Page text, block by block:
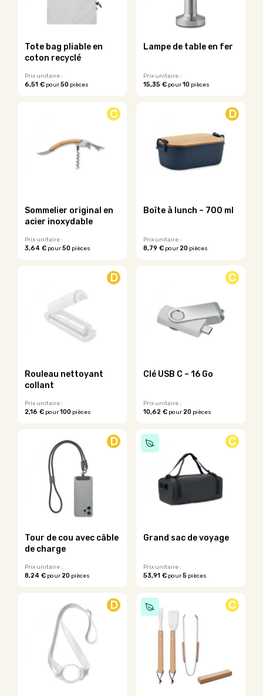
Tote bag pliable en
coton recyclé
Prix unitaire :
6,51 € pour50 pièces
Lampe de table en fer
Prix unitaire :
15,35 €pour10pièces
C
Sommelier original en
acier inoxydable
Prix unitaire :
3,64 € pour50 pièces
options
sur
du
produit
D
Boîte à lunch – 700 ml
Prix unitaire :
8,79 €pour20pièces
D
Rouleau nettoyant
collant
Prix unitaire :
2,16 € pour100 pièces
C
Clé USB C – 16 Go
Prix unitaire :
10,62 €pour20pièces
produit
a
plusieurs
variations.
options
peuvent
sur
du
produit
D
Tour de cou avec câble
de charge
Prix unitaire :
8,24 € pour20 pièces
C
Grand sac de voyage
Prix unitaire :
53,91 €pour5pièces
D C